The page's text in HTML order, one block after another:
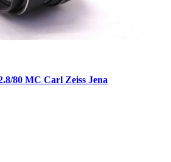
80 MC Carl Zeiss Jena